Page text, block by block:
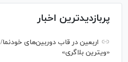
پربازدیدترین اخبار
اربعین در قاب دوربین‌های
«ویترین بلاگری»